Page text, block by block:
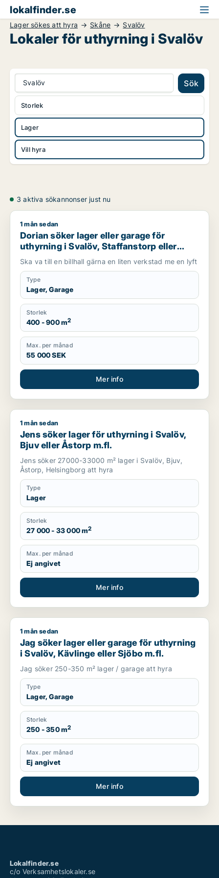
lokalfinder.se
Lager sökes att hyra Skåne Svalöv
Lokaler för uthyrning i Svalöv
Svalöv Sök
Lager
Vill hyra
Storlek
3 aktiva sökannonser just nu
Dorian söker lager eller garage för uthyrning i Svalöv,
1 mån sedan
Dorian söker lager eller garage för
uthyrning i Svalöv, Staffanstorp eller
Burlöv m.fl.
Ska va till en billhall gärna en liten verkstad me en lyft
Type
Lager, Garage
Storlek
400 - 900 m2
Max. per månad
55 000 SEK
Mer info
Jens söker lager för uthyrning i Svalöv, Bjuv eller Åstorp
1 mån sedan
Jens söker lager för uthyrning i Svalöv,
Bjuv eller Åstorp m.fl.
Jens söker 27000-33000 m² lager i Svalöv, Bjuv,
Åstorp, Helsingborg att hyra
Type
Lager
Storlek
27 000 - 33 000 m2
Max. per månad
Ej angivet
Mer info
Jag söker lager eller garage för uthyrning i Svalöv, Kävlinge
1 mån sedan
Jag söker lager eller garage för uthyrning
i Svalöv, Kävlinge eller Sjöbo m.fl.
Jag söker 250-350 m² lager / garage att hyra
Type
Lager, Garage
Storlek
250 - 350 m2
Max. per månad
Ej angivet
Mer info
Lokalfinder.se
c/o Verksamhetslokaler.se